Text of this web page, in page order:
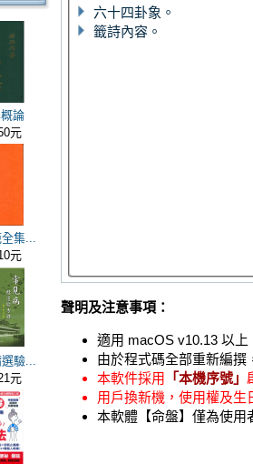
論
元
集...
元
驗...
元
六十四卦象。
籤詩內容。
聲明及注意事項：
適用 macOS v10.13 以上
由於程式碼全部重新編
本軟件採用
「本機序號」
用戶換新機，使用權及
本軟體【命盤】僅為使用